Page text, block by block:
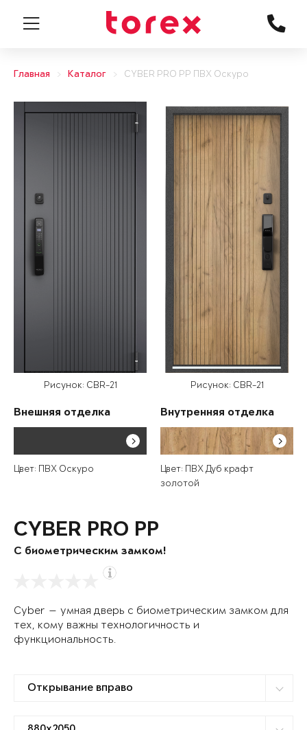
Главная Каталог CYBER PRO PP ПВХ Оскуро
Рисунок: CBR-21
Внешняя отделка
Цвет: ПВХ Оскуро
Рисунок: CBR-21
Внутренняя отделка
Цвет: ПВХ Дуб крафт
золотой
CYBER PRO PP
С биометрическим замком!
Cyber — умная дверь с биометрическим замком для
тех, кому важны технологичность и
функциональность.